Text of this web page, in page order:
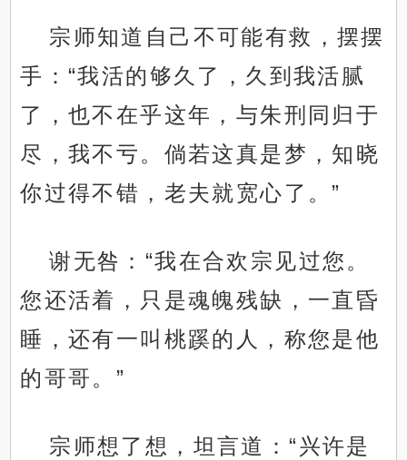
宗师知道自己不可能有救，摆摆
手：“我活的够久了，久到我活腻
了，也不在乎这年，与朱刑同归于
尽，我不亏。倘若这真是梦，知晓
你过得不错，老夫就宽心了。”
谢无咎：“我在合欢宗见过您。
您还活着，只是魂魄残缺，一直昏
睡，还有一叫桃蹊的人，称您是他
的哥哥。”
宗师想了想，坦言道：“兴许是